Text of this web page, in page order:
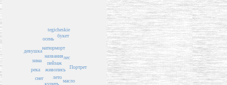
пейзаж
названия
живопись
лето
натюрморт
купить
лес
зима
осень
букет
масло
река
снег
tegicheskie
Портрет
девушка